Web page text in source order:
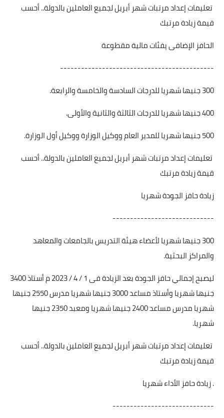
تعليمات إعداد مرتبات شهر أبريل لجميع العاملين بالدولة.. أحسب
قيمة زيادة مرتبك
الحافز الإضافى پفئات مالية مقطوعة
--------------------------------------------
300 جنيها شهريا للدرجات السادسة والخامسة والرابعة.
400 جنيها شهريا للدرجات الثالثة والثانية والأولى.
500 جنيها شهريا للمدير العام ووكيل الوزارة ووكيل أول الوزارة.
تعليمات إعداد مرتبات شهر أبريل لجميع العاملين بالدولة.. أحسب
قيمة زيادة مرتبك
زيادة حافز الجودة شهريا
-----------------------------
300 جنيها شهريا لأعضاء هيئة التدريس بالجامعات والمعاهد
والمراكز البحثية.
ليصبح إجمالي حافز الجودة بعد الزيادة فى 1 / 4 / 2023 م أستاذ 3400
جنيها شهريا وأستاذ مساعد 3000 جنيها شهريا مدرس 2550 جنيها
شهريا مدرس مساعد 2400 جنيها شهريا ومعبد 2350 جنيها
شهريا.
تعليمات إعداد مرتبات شهر أبريل لجميع العاملين بالدولة.. أحسب
قيمة زيادة مرتبك
. زيادة حافز الأداء شهريا
-----------------------------